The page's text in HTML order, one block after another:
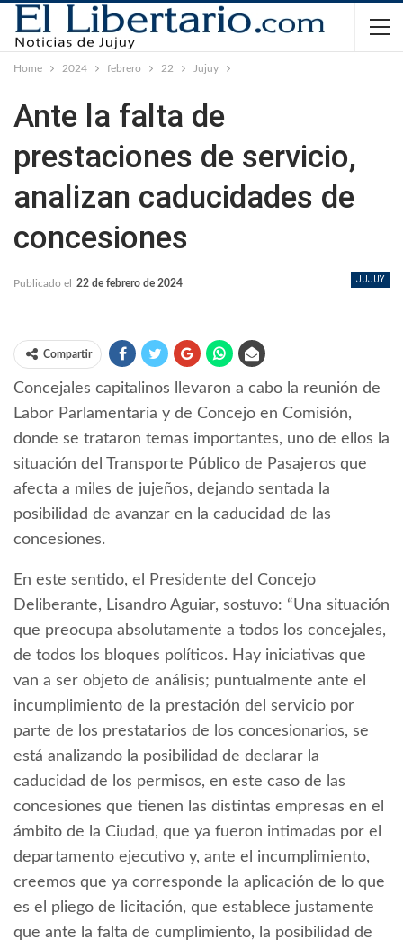
Home 2024 febrero 22 Jujuy
Ante la falta de
prestaciones de servicio,
analizan caducidades de
concesiones
JUJUY
Publicado el 22 de febrero de 2024
Compartir
Concejales capitalinos llevaron a cabo la reunión de
Labor Parlamentaria y de Concejo en Comisión,
donde se trataron temas importantes, uno de ellos la
situación del Transporte Público de Pasajeros que
afecta a miles de jujeños, dejando sentada la
posibilidad de avanzar en la caducidad de las
concesiones.
En este sentido, el Presidente del Concejo
Deliberante, Lisandro Aguiar, sostuvo: “Una situación
que preocupa absolutamente a todos los concejales,
de todos los bloques políticos. Hay iniciativas que
van a ser objeto de análisis; puntualmente ante el
incumplimiento de la prestación del servicio por
parte de los prestatarios de los concesionarios, se
está analizando la posibilidad de declarar la
caducidad de los permisos, en este caso de las
concesiones que tienen las distintas empresas en el
ámbito de la Ciudad, que ya fueron intimadas por el
departamento ejecutivo y, ante el incumplimiento,
creemos que ya corresponde la aplicación de lo que
es el pliego de licitación, que establece justamente
que ante la falta de cumplimiento, la posibilidad de